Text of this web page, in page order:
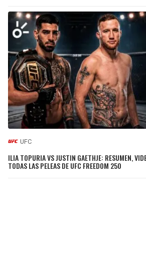
UFC
ILIA TOPURIA VS JUSTIN GAETHJE: RESUMEN,
TODAS LAS PELEAS DE UFC FREEDOM 250